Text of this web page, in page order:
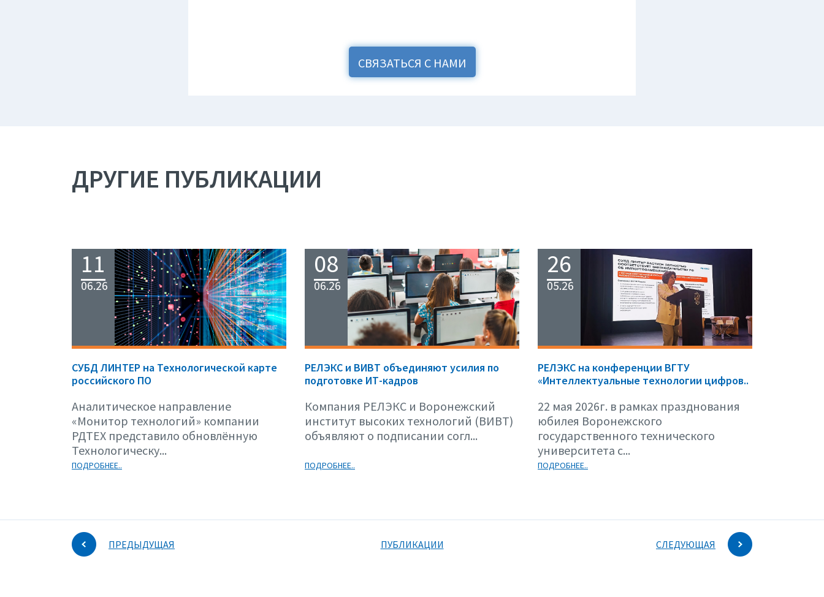
СВЯЗАТЬСЯ С НАМИ
ДРУГИЕ ПУБЛИКАЦИИ
11
06.26
СУБД ЛИНТЕР на Технологической карте
российского ПО
Аналитическое направление
«Монитор технологий» компании
РДТЕХ представило обновлённую
Технологическу...
ПОДРОБНЕЕ..
08
06.26
РЕЛЭКС и ВИВТ объединяют усилия по
подготовке ИТ-кадров
Компания РЕЛЭКС и Воронежский
институт высоких технологий (ВИВТ)
объявляют о подписании согл...
ПОДРОБНЕЕ..
26
05.26
РЕЛЭКС на конференции ВГТУ
«Интеллектуальные технологии цифров..
22 мая 2026г. в рамках празднования
юбилея Воронежского
государственного технического
университета с...
ПОДРОБНЕЕ..
ПРЕДЫДУЩАЯ ПУБЛИКАЦИИ СЛЕДУЮЩАЯ